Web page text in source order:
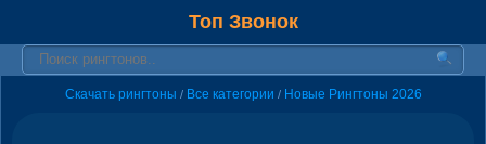
Топ Звонок
Скачать рингтоны / Все категории / Новые Рингтоны 2026